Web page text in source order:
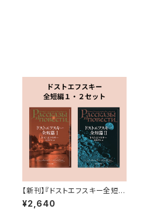
【新刊】『ドストエフスキー全短
編 ２冊セット』
¥2,640